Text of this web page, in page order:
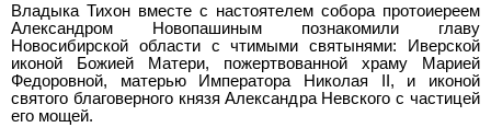
Владыка Тихон вместе с настоятелем собора протоиереем
Александром Новопашиным познакомили главу
Новосибирской области с чтимыми святынями: Иверской
иконой Божией Матери, пожертвованной храму Марией
Федоровной, матерью Императора Николая II, и иконой
святого благоверного князя Александра Невского с частицей
его мощей.